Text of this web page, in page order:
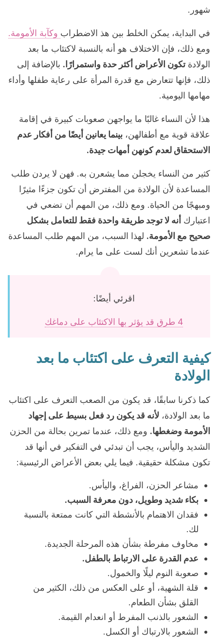
شهور.
في البداية، يمكن الخلط بين هذ الاضطراب وكآبة الأمومة.
ومع ذلك، فإن الاختلاف هو أنه بالنسبة لاكتئاب ما بعد
الولادةتكون الأعراض أكثر حدة واستمرارًا. بالإضافة إلى
ذلك، فإنها تتعارض مع قدرة المرأة على رعاية طفلها وأداء
مهامها اليومية.
هذا لأن النساء غالبًا ما يواجهن صعوبات كبيرة في إقامة
علاقة قوية مع أطفالهن، بينما يعانين أيضًا من أفكار عدم
الاستحقاق لعدم كونهن أمهات جيدة.
كثير من النساء يخجلن مما يشعرن به. فهن لا يردن طلب
المساعدة لأن الولادة من المفترض أن تكون جزءًا مثيرًا
ومبهجًا من الحياة. ومع ذلك، من المهم أن تضعي في
اعتبارك أنه لا توجد طريقة واحدة فقط للتعامل بشكل
صحيح مع الأمومة. لهذا السبب، من المهم طلب المساعدة
عندما تشعرين أنك لست على ما يرام.
اقرئي أيضًا:
4 طرق قد يؤثر بها الاكتئاب على دماغك
كيفية التعرف على اكتئاب ما بعد
الولادة
كما ذكرنا سابقًا، قد يكون من الصعب التعرف على اكتئاب
ما بعد الولادة، لأنه قد يكون رد فعل بسيط على إجهاد
الأمومة وضغطها. ومع ذلك، عندما تمرين بحالة من الحزن
الشديد واليأس، يجب أن تبدئي في التفكير في أنها قد
تكون مشكلة حقيقية. فيما يلي بعض الأعراض الرئيسية:
مشاعر الحزن، الفراغ، واليأس.
بكاء شديد وطويل، دون معرفة السبب.
فقدان الاهتمام بالأنشطة التي كانت ممتعة بالنسبة
لك.
مخاوف مفرطة بشأن هذه المرحلة الجديدة.
عدم القدرة على الارتباط بالطفل.
صعوبة النوم ليلًا والخمول.
قلة الشهية، أو على العكس من ذلك، الكثير من
القلق بشأن الطعام.
الشعور بالذنب المفرط أو انعدام القيمة.
الشعور بالارتباك أو الكسل.